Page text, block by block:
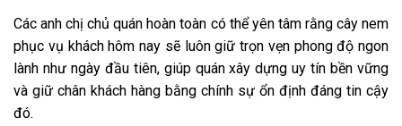
Các anh chị chủ quán hoàn toàn có thể yên tâm rằng cây nem
phục vụ khách hôm nay sẽ luôn giữ trọn vẹn phong độ ngon
lành như ngày đầu tiên, giúp quán xây dựng uy tín bền vững
và giữ chân khách hàng bằng chính sự ổn định đáng tin cậy
đó.